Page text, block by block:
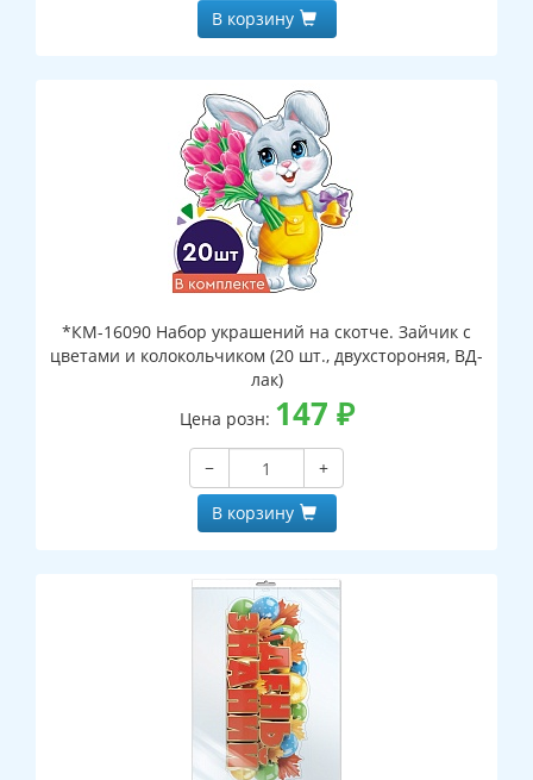
В корзину
*КМ-16090 Набор украшений на скотче. Зайчик с
цветами и колокольчиком (20 шт., двухстороняя, ВД-
лак)
Цена розн: 147 ₽
−
+
В корзину